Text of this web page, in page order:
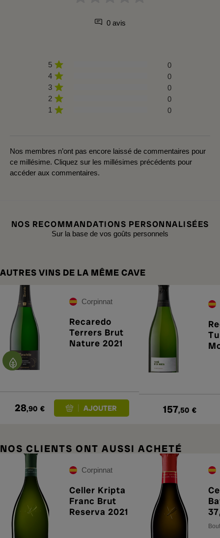
0 avis
5
0
4
0
3
0
2
0
1
0
Nos membres n’ont pas encore laissé de commentaires pour
ce millésime. Cliquez sur les millésimes précédents pour
accéder aux commentaires.
NOS RECOMMANDATIONS PERSONNALISÉES
Sur la base de vos goûts personnels
AUTRES VINS DE LA MÊME CAVE
Corpinnat
Recaredo
Terrers Brut
Nature 2021
28,90 € 157,50 €
NOS CLIENTS ONT AUSSI ACHETÉ
Corpinnat
Celler Kripta
Franc Brut
Reserva 2021